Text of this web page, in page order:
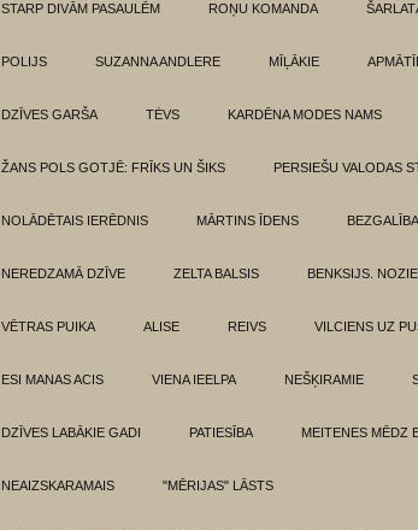
STARP DIVĀM PASAULĒM ROŅU KOMANDA
POLIJS SUZANNA ANDLERE MĪĻĀKIE
DZĪVES GARŠA TĖVS KARDĒNA MODES NAMS
ŽANS POLS GOTJĒ: FRĪKS UN ŠIKS PERSIEŠU VALODAS
NOLĀDĒTAIS IERĒDNIS MĀRTINS ĪDENS
NEREDZAMĀ DZĪVE ZELTA BALSIS BENKSIJS.
VĒTRAS PUIKA ALISE REIVS VILCIENS UZ
ESI MANAS ACIS VIENA IEELPA NEŠĶIRAMIE
DZĪVES LABĀKIE GADI PATIESĪBA MEITENES MĒDZ
NEAIZSKARAMAIS "MĒRIJAS" LĀSTS